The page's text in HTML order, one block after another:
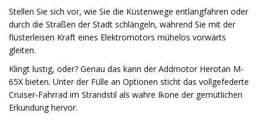
Stellen Sie sich vor, wie Sie die Küstenwege entlangfahren oder
durch die Straßen der Stadt schlängeln, während Sie mit der
flüsterleisen Kraft eines Elektromotors mühelos vorwärts
gleiten.
Klingt lustig, oder? Genau das kann der Addmotor Herotan M-
65X bieten. Unter der Fülle an Optionen sticht das vollgefederte
Cruiser-Fahrrad im Strandstil als wahre Ikone der gemütlichen
Erkundung hervor.